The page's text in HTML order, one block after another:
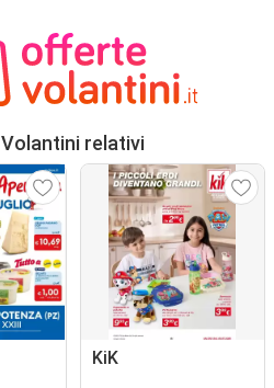
Volantini relativi
KiK